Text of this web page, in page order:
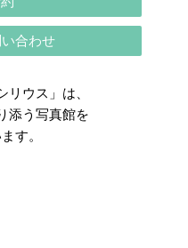
合わせ
リウス」は、
添う写真館を
す。